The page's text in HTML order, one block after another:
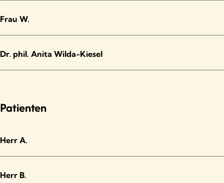
Frau W.
Dr. phil. Anita Wilda-Kiesel
Patienten
Herr A.
Herr B.